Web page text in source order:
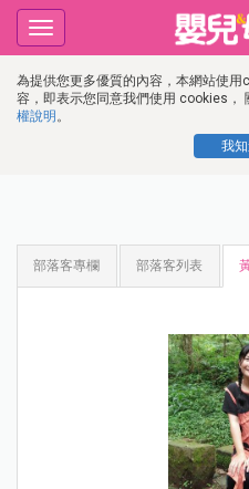
為提供您更多優質的內容，本網站使
容，即表示您同意我們使用 cookies，
權說明 。
我
Toggle
navigation
部落客專欄 部落客列表